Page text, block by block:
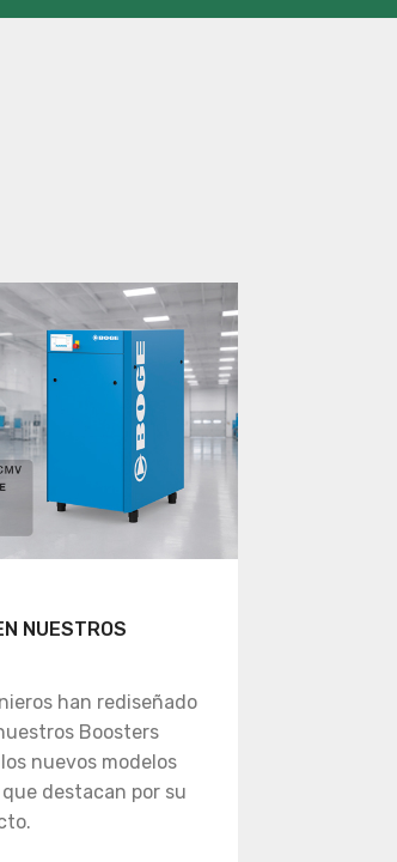
NUESTROS
han rediseñado
Boosters
nuevos modelos
que destacan por su